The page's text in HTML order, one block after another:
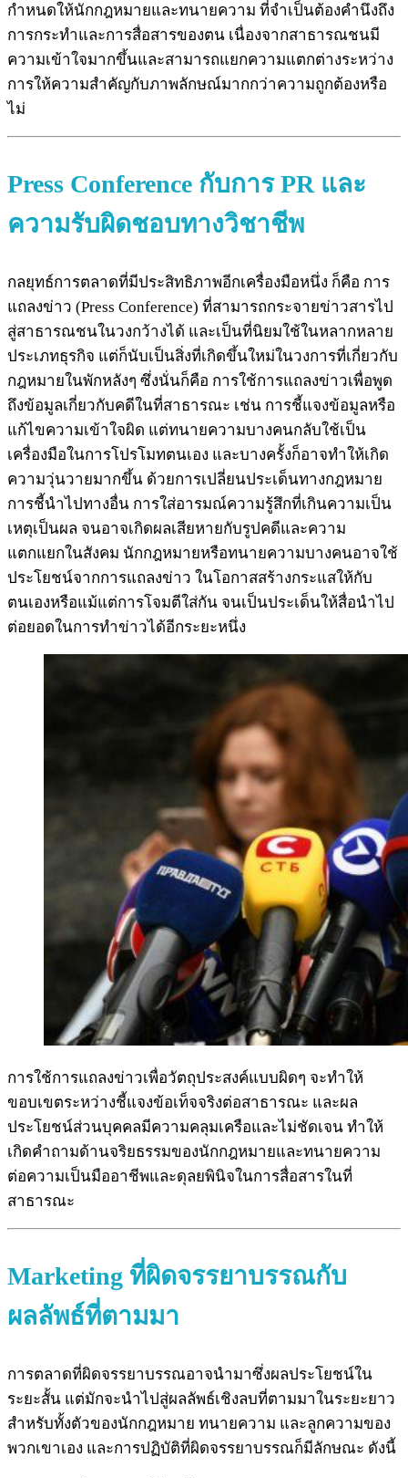
กำหนดให้นักกฎหมายและทนายความ ที่จำเป็นต้องคำนึงถึง
การกระทำและการสื่อสารของตน เนื่องจากสาธารณชนมี
ความเข้าใจมากขึ้นและสามารถแยกความแตกต่างระหว่าง
การให้ความสำคัญกับภาพลักษณ์มากกว่าความถูกต้องหรือ
ไม่
Press Conference กับการ PR และ
ความรับผิดชอบทางวิชาชีพ
กลยุทธ์การตลาดที่มีประสิทธิภาพอีกเครื่องมือหนึ่ง ก็คือ การ
แถลงข่าว (Press Conference) ที่สามารถกระจายข่าวสารไป
สู่สาธารณชนในวงกว้างได้ และเป็นที่นิยมใช้ในหลากหลาย
ประเภทธุรกิจ แต่ก็นับเป็นสิ่งที่เกิดขึ้นใหม่ในวงการที่เกี่ยวกับ
กฎหมายในพักหลังๆ ซึ่งนั่นก็คือ การใช้การแถลงข่าวเพื่อพูด
ถึงข้อมูลเกี่ยวกับคดีในที่สาธารณะ เช่น การชี้แจงข้อมูลหรือ
แก้ไขความเข้าใจผิด แต่ทนายความบางคนกลับใช้เป็น
เครื่องมือในการโปรโมทตนเอง และบางครั้งก็อาจทำให้เกิด
ความวุ่นวายมากขึ้น ด้วยการเปลี่ยนประเด็นทางกฎหมาย
การชี้นำไปทางอื่น การใส่อารมณ์ความรู้สึกที่เกินความเป็น
เหตุเป็นผล จนอาจเกิดผลเสียหายกับรูปคดีและความ
แตกแยกในสังคม นักกฎหมายหรือทนายความบางคนอาจใช้
ประโยชน์จากการแถลงข่าว ในโอกาสสร้างกระแสให้กับ
ตนเองหรือแม้แต่การโจมตีใส่กัน จนเป็นประเด็นให้สื่อนำไป
ต่อยอดในการทำข่าวได้อีกระยะหนึ่ง
การใช้การแถลงข่าวเพื่อวัตถุประสงค์แบบผิดๆ จะทำให้
ขอบเขตระหว่างชี้แจงข้อเท็จจริงต่อสาธารณะ และผล
ประโยชน์ส่วนบุคคลมีความคลุมเครือและไม่ชัดเจน ทำให้
เกิดคำถามด้านจริยธรรมของนักกฎหมายและทนายความ
ต่อความเป็นมืออาชีพและดุลยพินิจในการสื่อสารในที่
สาธารณะ
Marketing ที่ผิดจรรยาบรรณกับ
ผลลัพธ์ที่ตามมา
การตลาดที่ผิดจรรยาบรรณอาจนำมาซึ่งผลประโยชน์ใน
ระยะสั้น แต่มักจะนำไปสู่ผลลัพธ์เชิงลบที่ตามมาในระยะยาว
สำหรับทั้งตัวของนักกฎหมาย ทนายความ และลูกความของ
พวกเขาเอง และการปฏิบัติที่ผิดจรรยาบรรณก็มีลักษณะ ดังนี้